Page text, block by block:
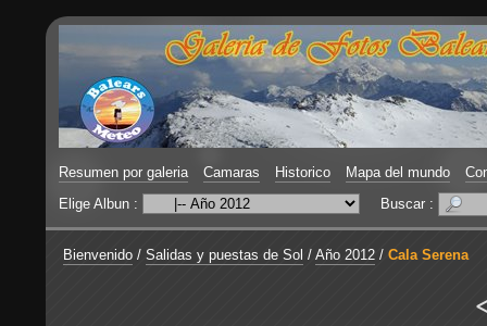
Resumen por galeria Camaras Historico Mapa del mundo
Elige Albun :
Buscar :
Bienvenido / Salidas y puestas de Sol / Año 2012 / Cala Serena